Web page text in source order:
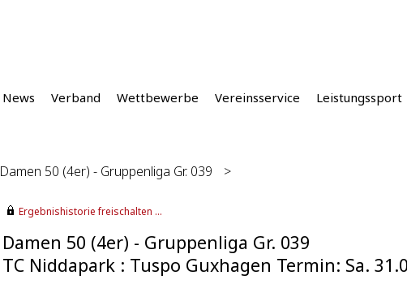
News Verband Wettbewerbe Vereinsservice Leistungssport
Damen 50 (4er) - Gruppenliga Gr. 039 >
Ergebnishistorie freischalten ...
Damen 50 (4er) - Gruppenliga Gr. 039
TC Niddapark : Tuspo Guxhagen Termin: Sa.